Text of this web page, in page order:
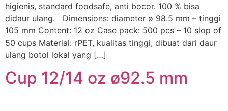
higienis, standard foodsafe, anti bocor. 100 % bisa
didaur ulang. Dimensions: diameter ø 98.5 mm – tinggi
105 mm Content: 12 oz Case pack: 500 pcs – 10 slop of
50 cups Material: rPET, kualitas tinggi, dibuat dari daur
ulang botol lokal yang […]
Cup 12/14 oz ø92.5 mm